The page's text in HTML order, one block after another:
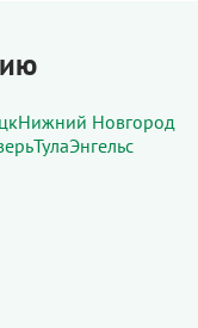
Нижний Новгород
ТулаЭнгельс